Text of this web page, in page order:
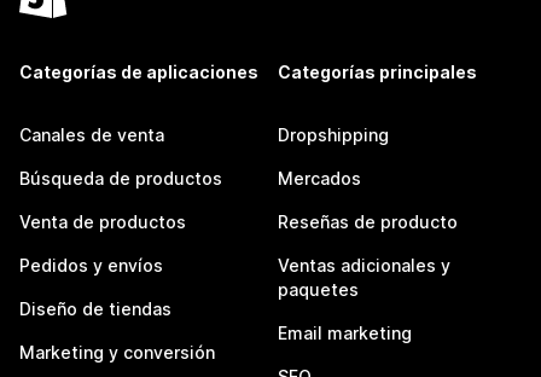
Categorías de aplicaciones
Canales de venta
Búsqueda de productos
Venta de productos
Pedidos y envíos
Diseño de tiendas
Marketing y conversión
Categorías principales
Dropshipping
Mercados
Reseñas de producto
Ventas adicionales y
paquetes
Email marketing